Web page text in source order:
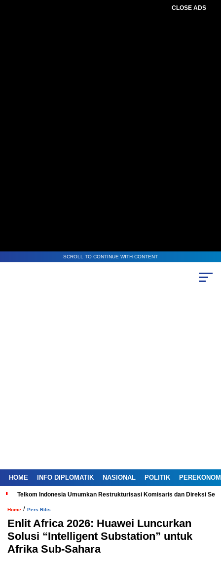
CLOSE ADS
SCROLL TO CONTINUE WITH CONTENT
HOME INFO DIPLOMATIK NASIONAL POLITIK
Telkom Indonesia Umumkan Restrukturisasi Komisaris dan Direksi
Home / Pers Rilis
Enlit Africa 2026: Huawei Luncurkan
Solusi “Intelligent Substation” untuk
Afrika Sub-Sahara